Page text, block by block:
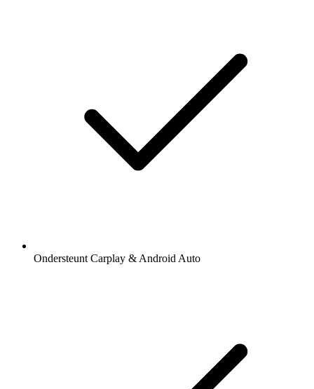
Ondersteunt Carplay & Android Auto